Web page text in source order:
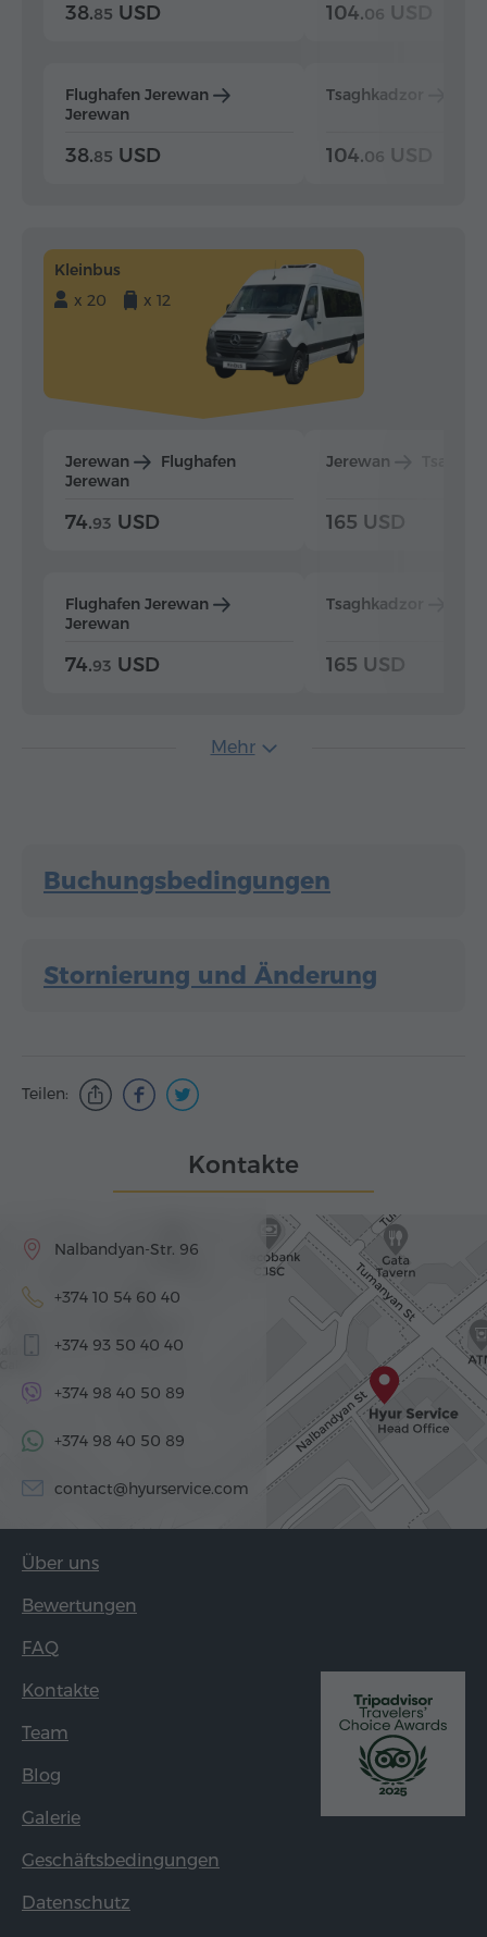
38.85 USD
Flughafen Jerewan
Jerewan
38.85 USD
104.06 USD
Tsaghkadzor
104.06 USD
Kleinbus
x 20
x 12
Jerewan
Flughafen
Jerewan
74.93 USD
Flughafen Jerewan
Jerewan
74.93 USD
Jerewan
165 USD
Tsaghkadzor
165 USD
Mehr
Buchungsbedingungen
Stornierung und Änderung
Teilen:
Kontakte
Nalbandyan-Str. 96
+374 10 54 60 40
+374 93 50 40 40
+374 98 40 50 89
+374 98 40 50 89
contact@hyurservice.com
Über uns
Bewertungen
FAQ
Kontakte
Team
Blog
Galerie
Geschäftsbedingungen
Datenschutz